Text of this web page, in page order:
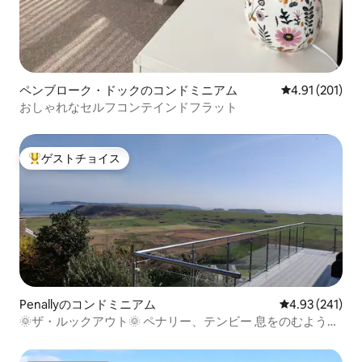
ペンブローク・ドックのコンドミニアム レビュー201
4.91 (201)
おしゃれなセルフコンテインドフラット
大好評のゲストチョイスです。
ゲストチョイス
Penallyのコンドミニアム レビュー241
4.93 (241)
🌞ザ・ルックアウト🌞 ペナリー、テンビー 息をのむような